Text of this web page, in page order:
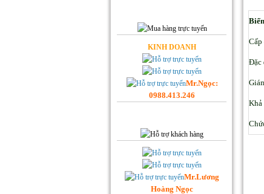
Đặc
Khả
KINH DOANH
Mr.Ngọc:
0988.413.246
Mr.Lương
Hoàng Ngọc